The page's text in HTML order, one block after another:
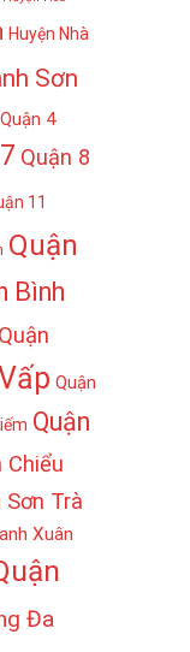
Huyện Nhà
Sơn
Quận 4
Quận 8
11
Quận
Bình
Quận
Quận
Quận
Chiểu
Sơn Trà
Xuân
Đa